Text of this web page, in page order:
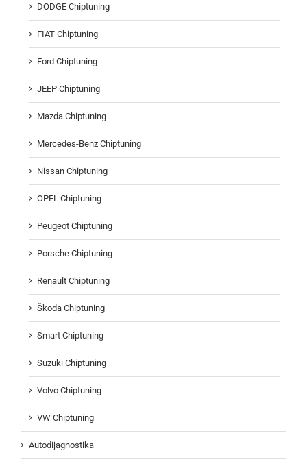
DODGE Chiptuning
FIAT Chiptuning
Ford Chiptuning
JEEP Chiptuning
Mazda Chiptuning
Mercedes-Benz Chiptuning
Nissan Chiptuning
OPEL Chiptuning
Peugeot Chiptuning
Porsche Chiptuning
Renault Chiptuning
Škoda Chiptuning
Smart Chiptuning
Suzuki Chiptuning
Volvo Chiptuning
VW Chiptuning
Autodijagnostika